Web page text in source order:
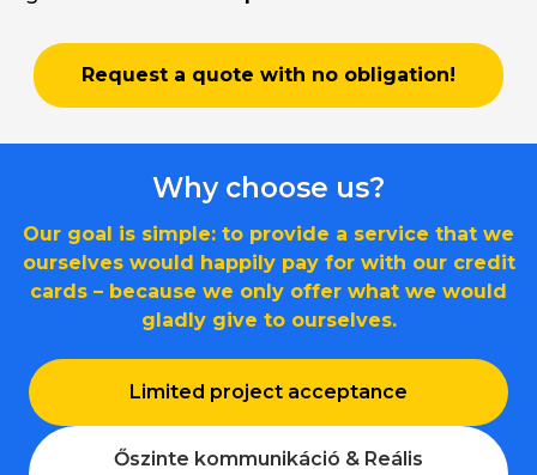
Request a quote with no obligation!
Why choose us?
Our goal is simple: to provide a service that we
ourselves would happily pay for with our credit
cards – because we only offer what we would
gladly give to ourselves.
Limited project acceptance
Őszinte kommunikáció & Reális